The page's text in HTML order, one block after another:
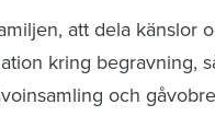
att dela känslor
kring begravning,
och